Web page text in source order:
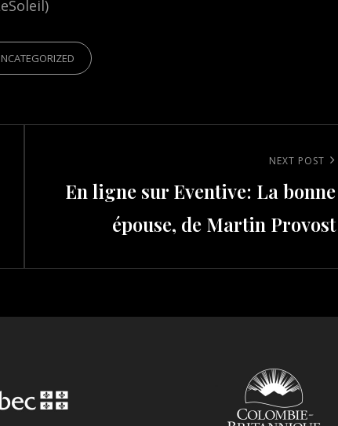
Post
NEXT POST
En ligne sur Eventive: La bonne
épouse, de Martin Provost